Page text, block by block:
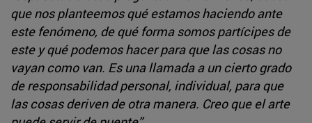
que nos planteemos qué estamos haciendo ante
este fenómeno, de qué forma somos partícipes de
este y qué podemos hacer para que las cosas no
vayan como van. Es una llamada a un cierto grado
de responsabilidad personal, individual, para que
las cosas deriven de otra manera. Creo que el arte